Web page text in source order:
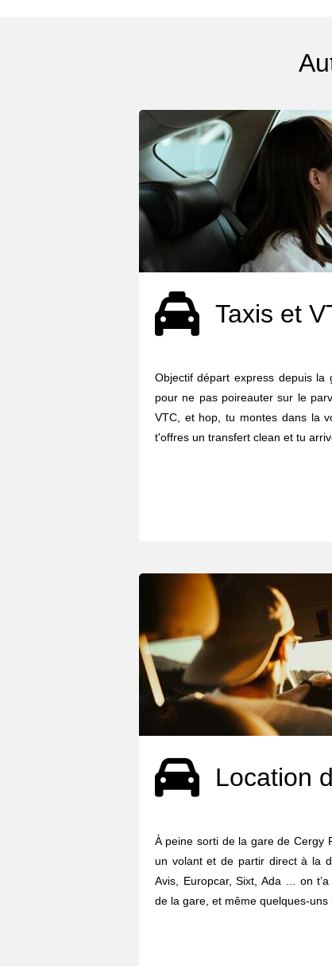
Taxis et
Objectif départ express depuis
pour ne pas poireauter sur le
VTC, et hop, tu montes dans la
t'offres un transfert clean et tu
Location
À peine sorti de la gare de Cergy
un volant et de partir direct à la
Avis, Europcar, Sixt, Ada ... on
de la gare, et même quelques-uns